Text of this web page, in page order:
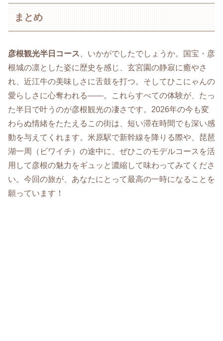
まとめ
彦根観光半日コース 、いかがでしたでしょうか。国宝・彦
根城の凛とした姿に歴史を感じ、玄宮園の静寂に癒やさ
れ、近江牛の美味しさに舌鼓を打つ。そしてひこにゃんの
愛らしさに心奪われる――。これらすべての体験が、たっ
た半日で叶うのが彦根観光の凄さです。2026年の今も変
わらぬ情緒をたたえるこの街は、短い滞在時間でも深い感
動を与えてくれます。米原駅で新幹線を降りる際や、琵琶
湖一周（ビワイチ）の途中に、ぜひこのモデルコースを活
用して彦根の魅力をギュッと濃縮して味わってみてくださ
い。今回の旅が、あなたにとって最高の一時になることを
願っています！